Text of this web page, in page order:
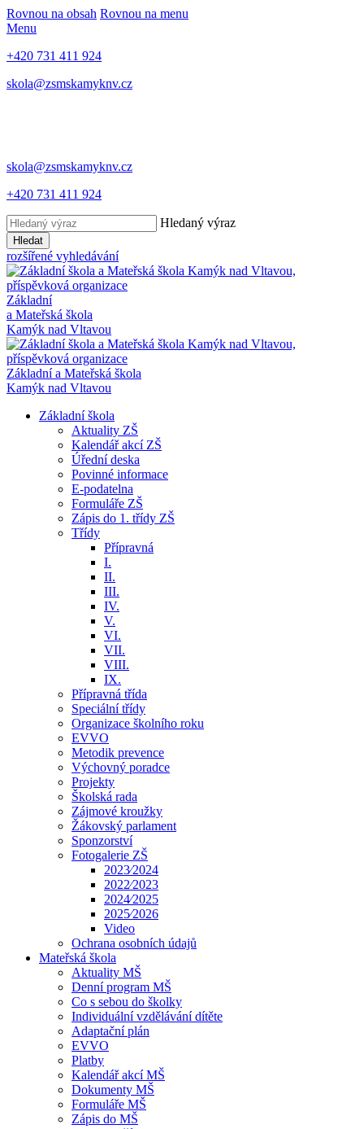
Rovnou na obsah Rovnou na menu
Menu
+420 731 411 924
skola@zsmskamyknv.cz
skola@zsmskamyknv.cz
+420 731 411 924
Hledaný výraz
Hledat
rozšířené vyhledávání
Základní
a Mateřská škola
Kamýk nad Vltavou
Základní a Mateřská škola
Kamýk nad Vltavou
Základní škola
Aktuality ZŠ
Kalendář akcí ZŠ
Úřední deska
Povinné informace
E-podatelna
Formuláře ZŠ
Zápis do 1. třídy ZŠ
Třídy
Přípravná
I.
II.
III.
IV.
V.
VI.
VII.
VIII.
IX.
Přípravná třída
Speciální třídy
Organizace školního roku
EVVO
Metodik prevence
Výchovný poradce
Projekty
Školská rada
Zájmové kroužky
Žákovský parlament
Sponzorství
Fotogalerie ZŠ
2023⁄2024
2022⁄2023
2024⁄2025
2025⁄2026
Video
Ochrana osobních údajů
Mateřská škola
Aktuality MŠ
Denní program MŠ
Co s sebou do školky
Individuální vzdělávání dítěte
Adaptační plán
EVVO
Platby
Kalendář akcí MŠ
Dokumenty MŠ
Formuláře MŠ
Zápis do MŠ